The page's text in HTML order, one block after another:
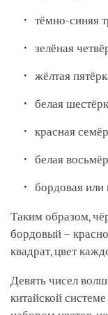
тёмно-синяя
зелёная
жёлтая
белая
красная
белая
бордовая или
Таким образом,
бордовый –
квадрат, цвет
Девять чисел
китайской